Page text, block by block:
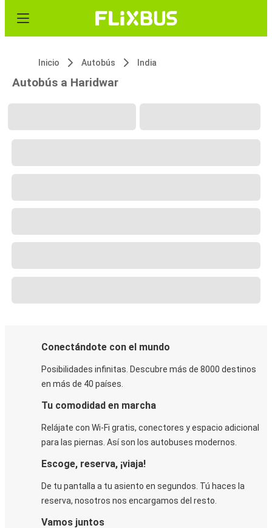
Inicio Autobús India
Autobús a Haridwar
Conectándote con el mundo
Posibilidades infinitas. Descubre más de 8000 destinos
en más de 40 países.
Tu comodidad en marcha
Relájate con Wi-Fi gratis, conectores y espacio adicional
para las piernas. Así son los autobuses modernos.
Escoge, reserva, ¡viaja!
De tu pantalla a tu asiento en segundos. Tú haces la
reserva, nosotros nos encargamos del resto.
Vamos juntos